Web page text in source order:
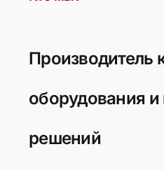
Производитель
оборудования
решений